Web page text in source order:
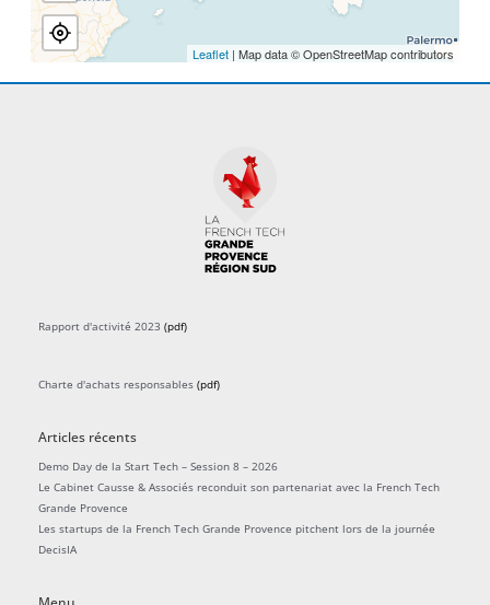
Leaflet| Map data © OpenStreetMap contributors
Rapport d'activité 2023 (pdf)
Charte d'achats responsables (pdf)
Articles récents
Demo Day de la Start Tech – Session 8 – 2026
Le Cabinet Causse & Associés reconduit son partenariat avec la French Tech
Grande Provence
Les startups de la French Tech Grande Provence pitchent lors de la journée
DecisIA
Menu